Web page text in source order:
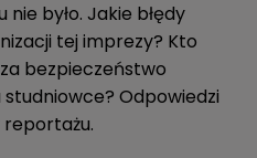
było. Jakie błędy
tej imprezy? Kto
bezpieczeństwo
studniowce? Odpowiedzi